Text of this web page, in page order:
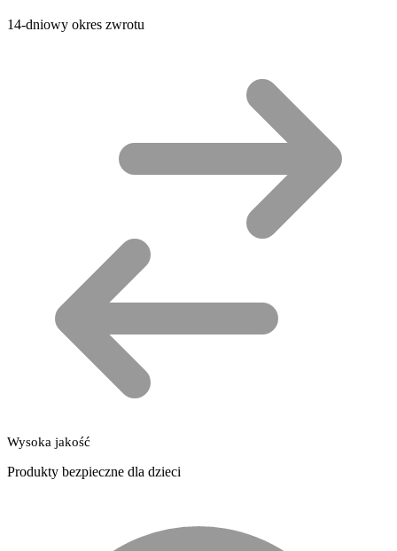
14-dniowy okres zwrotu
Wysoka jakość
Produkty bezpieczne dla dzieci